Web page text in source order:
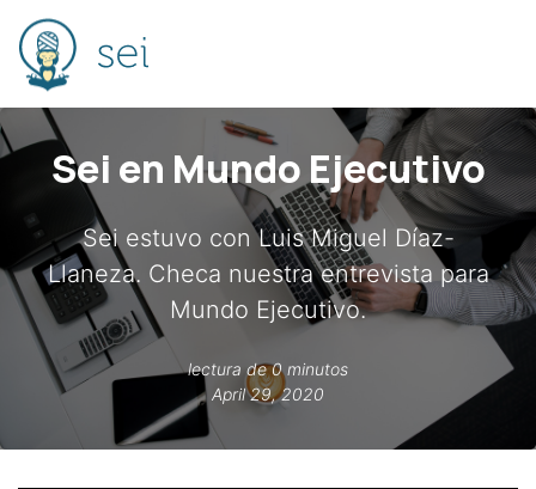
Sei en Mundo Ejecutivo
Sei estuvo con Luis Miguel Díaz-
Llaneza. Checa nuestra entrevista para
Mundo Ejecutivo.
lectura de 0 minutos
April 29, 2020